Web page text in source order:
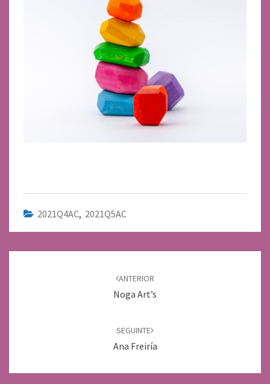
2021Q4AC, 2021Q5AC
ANTERIOR
Noga Art’s
SEGUINTE
Ana Freiría